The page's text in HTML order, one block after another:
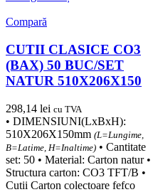
Compară
CUTII CLASICE CO3
(BAX) 50 BUC/SET
NATUR 510X206X150
298,14 lei cu TVA
• DIMENSIUNI(LxBxH):
510X206X150mm (L=Lungime,
B=Latime, H=Inaltime) • Cantitate
set: 50 • Material: Carton natur •
Structura carton: CO3 TFT/B •
Cutii Carton colectoare fefco